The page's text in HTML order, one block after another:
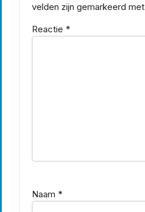
velden zijn gemarkeerd met
Reactie *
Naam *